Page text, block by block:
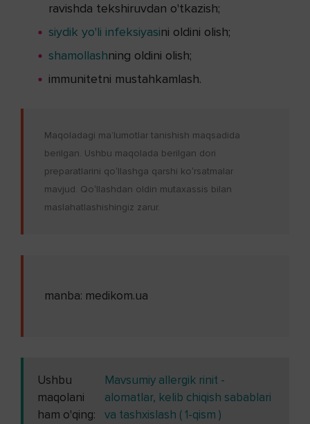
ravishda tekshiruvdan o'tkazish;
siydik yo'li infeksiyasini oldini olish;
shamollashning oldini olish;
immunitetni mustahkamlash.
Maqoladagi maʼlumotlar tanishish maqsadida
berilgan. Ushbu maqolada berilgan dori
preparatlarini qoʻllashga qarshi koʻrsatmalar
mavjud. Qoʻllashdan oldin mutaxassis bilan
maslahatlashishingiz zarur.
manba: medikom.ua
Ushbu
maqolani
ham o'qing:
Mavsumiy allergik rinit -
alomatlar, kelib chiqish sabablari
va tashxislash ( 1-qism )